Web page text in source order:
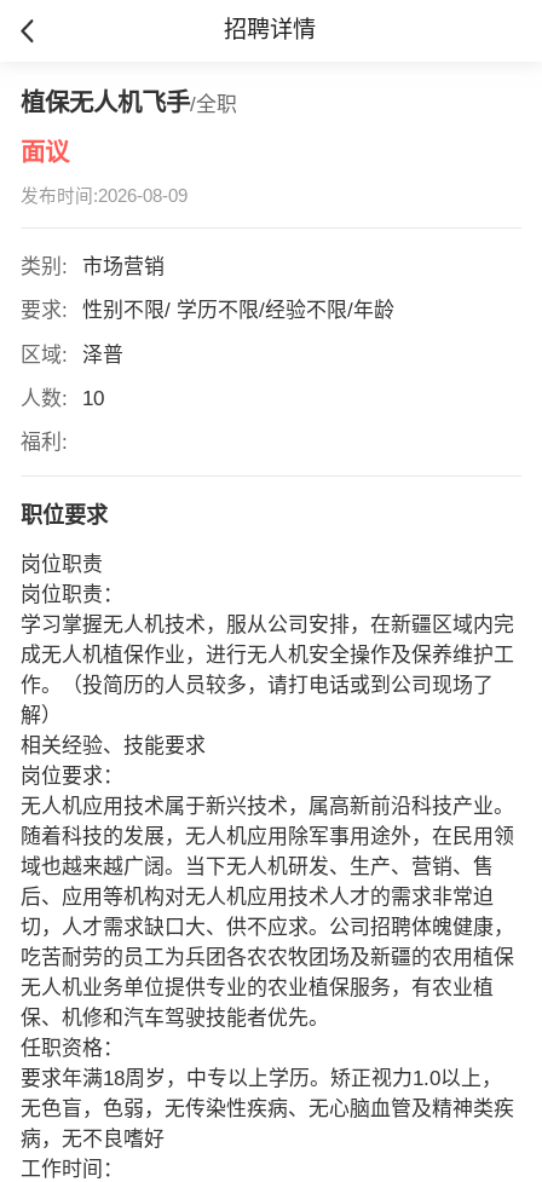
招聘详情
植保无人机飞手/全职
面议
发布时间:2026-08-09
类别:
市场营销
要求:
性别不限/ 学历不限/经验不限/年龄
区域:
泽普
人数:
10
福利:
职位要求
岗位职责
岗位职责：
学习掌握无人机技术，服从公司安排，在新疆区域内完
成无人机植保作业，进行无人机安全操作及保养维护工
作。（投简历的人员较多，请打电话或到公司现场了
解）
相关经验、技能要求
岗位要求：
无人机应用技术属于新兴技术，属高新前沿科技产业。
随着科技的发展，无人机应用除军事用途外，在民用领
域也越来越广阔。当下无人机研发、生产、营销、售
后、应用等机构对无人机应用技术人才的需求非常迫
切，人才需求缺口大、供不应求。公司招聘体魄健康，
吃苦耐劳的员工为兵团各农农牧团场及新疆的农用植保
无人机业务单位提供专业的农业植保服务，有农业植
保、机修和汽车驾驶技能者优先。
任职资格：
要求年满18周岁，中专以上学历。矫正视力1.0以上，
无色盲，色弱，无传染性疾病、无心脑血管及精神类疾
病，无不良嗜好
工作时间：